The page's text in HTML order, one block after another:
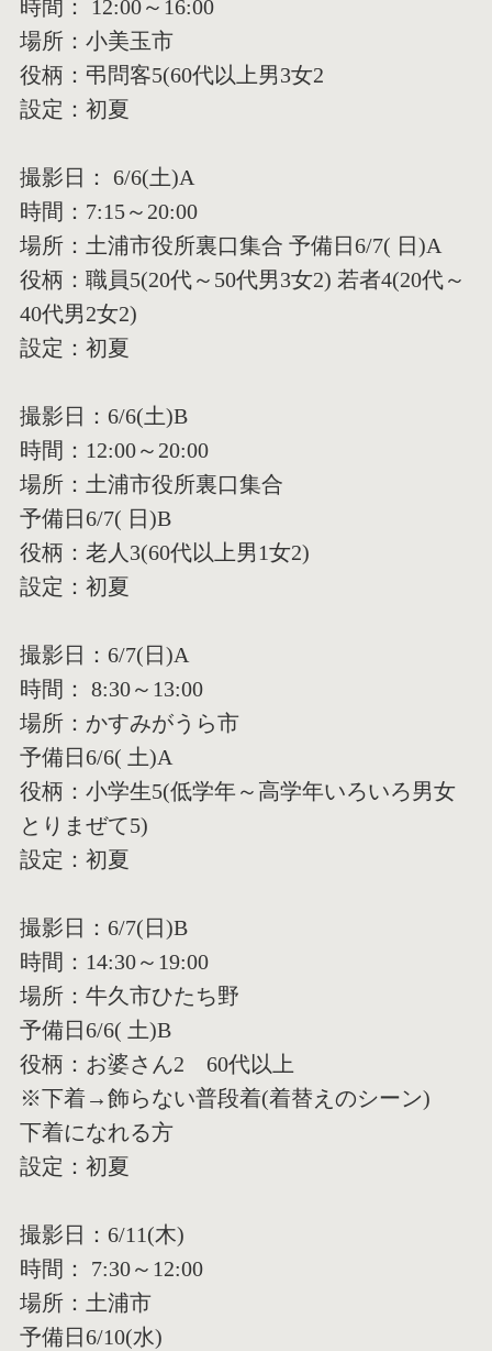
時間： 12:00～16:00
場所：小美玉市
役柄：弔問客5(60代以上男3女2
設定：初夏
撮影日： 6/6(土)A
時間：7:15～20:00
場所：土浦市役所裏口集合 予備日6/7( 日)A
役柄：職員5(20代～50代男3女2) 若者4(20代～
40代男2女2)
設定：初夏
撮影日：6/6(土)B
時間：12:00～20:00
場所：土浦市役所裏口集合
予備日6/7( 日)B
役柄：老人3(60代以上男1女2)
設定：初夏
撮影日：6/7(日)A
時間： 8:30～13:00
場所：かすみがうら市
予備日6/6( 土)A
役柄：小学生5(低学年～高学年いろいろ男女
とりまぜて5)
設定：初夏
撮影日：6/7(日)B
時間：14:30～19:00
場所：牛久市ひたち野
予備日6/6( 土)B
役柄：お婆さん2 60代以上
※下着→飾らない普段着(着替えのシーン)
下着になれる方
設定：初夏
撮影日：6/11(木)
時間： 7:30～12:00
場所：土浦市
予備日6/10(水)